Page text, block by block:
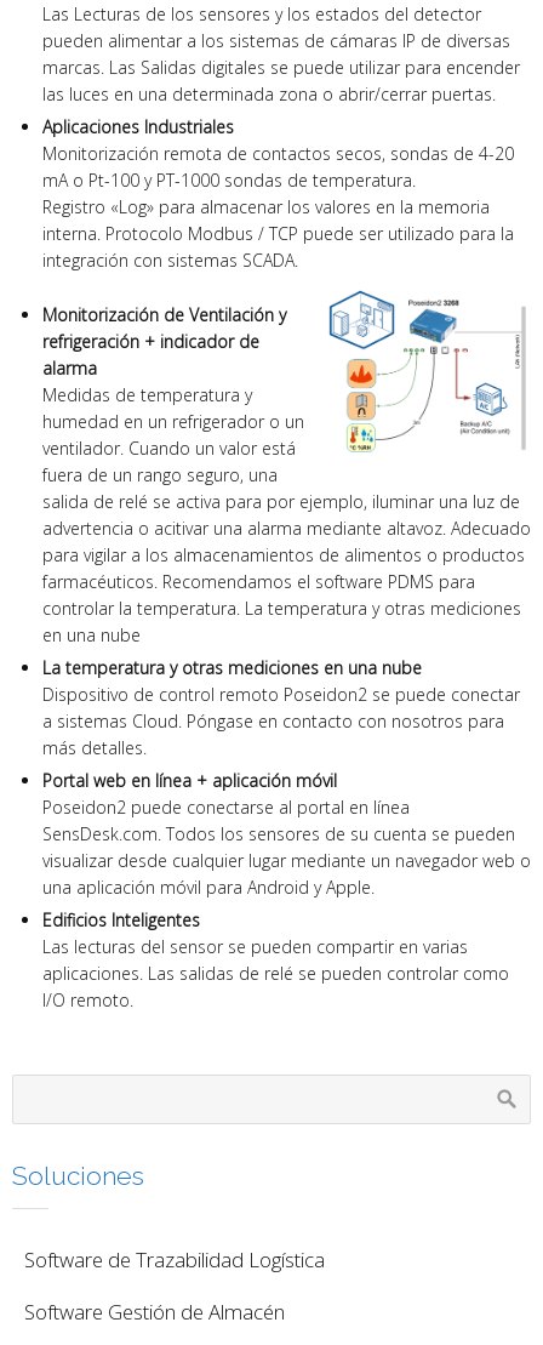
Las Lecturas de los sensores y los estados del detector
pueden alimentar a los sistemas de cámaras IP de diversas
marcas. Las Salidas digitales se puede utilizar para encender
las luces en una determinada zona o abrir/cerrar puertas.
Aplicaciones Industriales
Monitorización remota de contactos secos, sondas de 4-20
mA o Pt-100 y PT-1000 sondas de temperatura.
Registro «Log» para almacenar los valores en la memoria
interna. Protocolo Modbus / TCP puede ser utilizado para la
integración con sistemas SCADA.
Monitorización de Ventilación y
refrigeración + indicador de
alarma
Medidas de temperatura y
humedad en un refrigerador o un
ventilador. Cuando un valor está
fuera de un rango seguro, una
salida de relé se activa para por ejemplo, iluminar una luz de
advertencia o acitivar una alarma mediante altavoz. Adecuado
para vigilar a los almacenamientos de alimentos o productos
farmacéuticos. Recomendamos el software PDMS para
controlar la temperatura. La temperatura y otras mediciones
en una nube
La temperatura y otras mediciones en una nube
Dispositivo de control remoto Poseidon2 se puede conectar
a sistemas Cloud. Póngase en contacto con nosotros para
más detalles.
Portal web en línea + aplicación móvil
Poseidon2 puede conectarse al portal en línea
SensDesk.com. Todos los sensores de su cuenta se pueden
visualizar desde cualquier lugar mediante un navegador web o
una aplicación móvil para Android y Apple.
Edificios Inteligentes
Las lecturas del sensor se pueden compartir en varias
aplicaciones. Las salidas de relé se pueden controlar como
I/O remoto.
Soluciones
Software de Trazabilidad Logística
Software Gestión de Almacén